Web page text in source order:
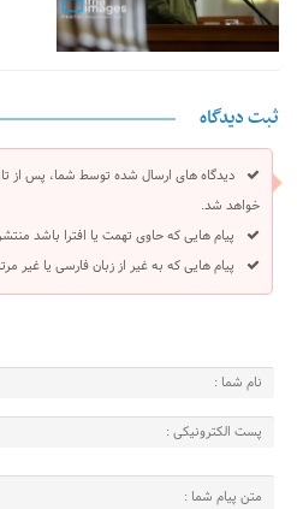
ثبت دیدگاه
دیدگاه های ارسال شده توسط شما، پس از
خواهد شد.
پیام هایی که حاوی تهمت یا افترا باشد
پیام هایی که به غیر از زبان فارسی یا غیر